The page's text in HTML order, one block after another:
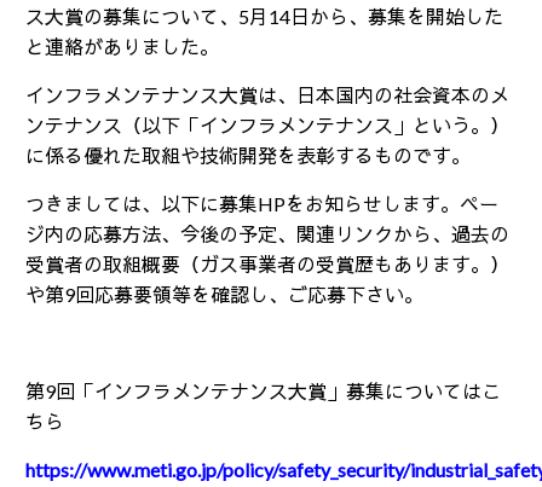
ス大賞の募集について、 5月 14日から、募集を開始した
と連絡がありました。
インフラメンテナンス大賞は、日本国内の社会資本のメ
ンテナンス（以下「インフラメンテナンス」という。）
に係る優れた取組や技術開発を表彰するものです。
つきましては、以下に募集HPをお知らせします。ペー
ジ内の応募方法、今後の予定、関連リンクから、過去の
受賞者の取組概要（ガス事業者の受賞歴もあります。）
や第9回応募要領等を確認し、ご応募下さい。
第9回「インフラメンテナンス大賞」募集についてはこ
ちら
https://www.meti.go.jp/policy/safety_security/